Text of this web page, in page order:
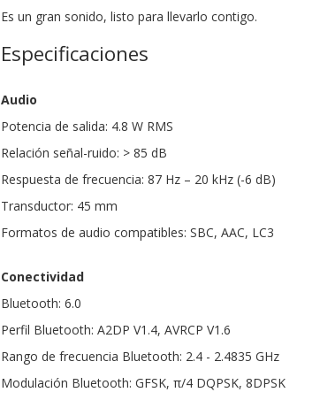
Es un gran sonido, listo para llevarlo contigo.
Especificaciones
Audio
Potencia de salida: 4.8 W RMS
Relación señal-ruido: > 85 dB
Respuesta de frecuencia: 87 Hz – 20 kHz (-6 dB)
Transductor: 45 mm
Formatos de audio compatibles: SBC, AAC, LC3
Conectividad
Bluetooth: 6.0
Perfil Bluetooth: A2DP V1.4, AVRCP V1.6
Rango de frecuencia Bluetooth: 2.4 - 2.4835 GHz
Modulación Bluetooth: GFSK, π/4 DQPSK, 8DPSK